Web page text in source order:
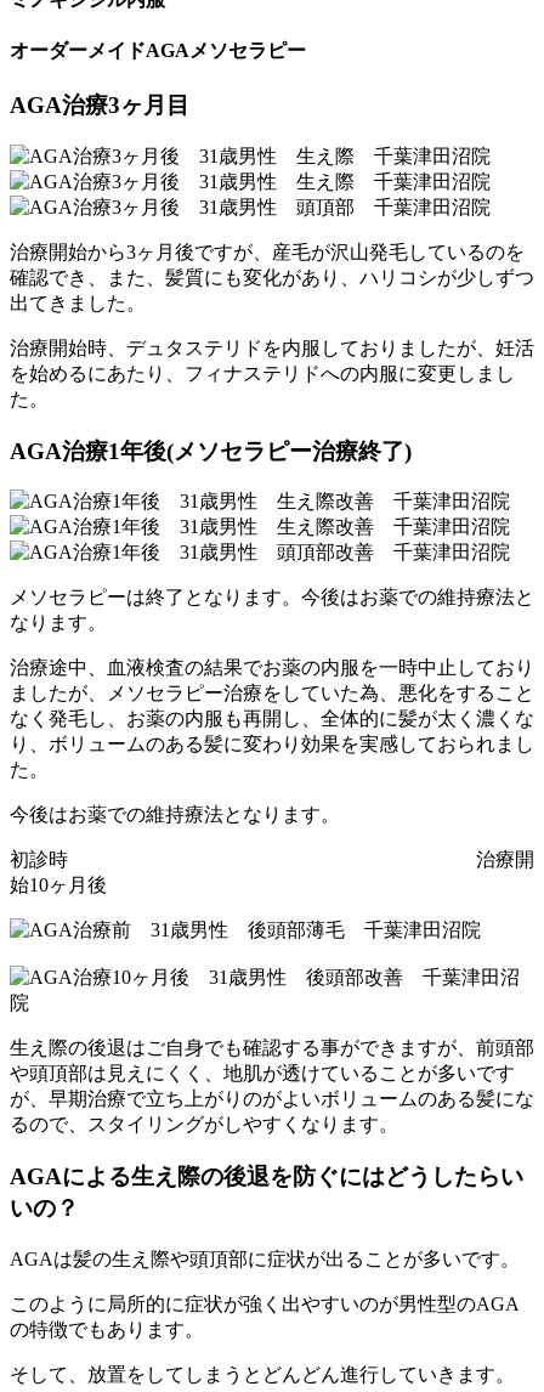
オーダーメイドAGAメソセラピー
AGA治療3ヶ月目
治療開始から3ヶ月後ですが、産毛が沢山発毛しているのを
確認でき、また、髪質にも変化があり、ハリコシが少しずつ
出てきました。
治療開始時、デュタステリドを内服しておりましたが、妊活
を始めるにあたり、フィナステリドへの内服に変更しまし
た。
AGA治療1年後(メソセラピー治療終了)
メソセラピーは終了となります。今後はお薬での維持療法と
なります。
治療途中、血液検査の結果でお薬の内服を一時中止しており
ましたが、メソセラピー治療をしていた為、悪化をすること
なく発毛し、お薬の内服も再開し、全体的に髪が太く濃くな
り、ボリュームのある髪に変わり効果を実感しておられまし
た。
今後はお薬での維持療法となります。
初診時 治療開
始10ヶ月後
生え際の後退はご自身でも確認する事ができますが、前頭部
や頭頂部は見えにくく、地肌が透けていることが多いです
が、早期治療で立ち上がりのがよいボリュームのある髪にな
るので、スタイリングがしやすくなります。
AGAによる生え際の後退を防ぐにはどうしたらい
いの？
AGAは髪の生え際や頭頂部に症状が出ることが多いです。
このように局所的に症状が強く出やすいのが男性型のAGA
の特徴でもあります。
そして、放置をしてしまうとどんどん進行していきます。